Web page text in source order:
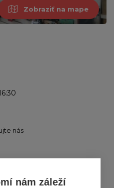
nám záleží
Zobraziť na mape
nás